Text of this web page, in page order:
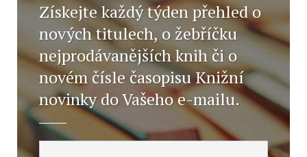
Získejte každý týden přehled o
nových titulech, o žebříčku
nejprodávanějších knih či o
novém čísle časopisu Knižní
novinky do Vašeho e-mailu.